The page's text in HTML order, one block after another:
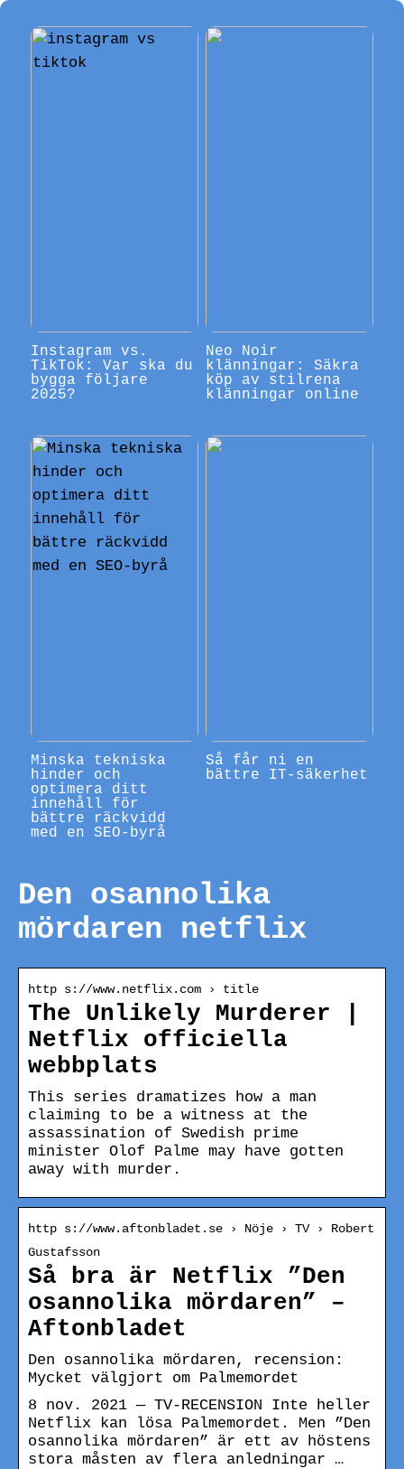
Instagram vs.
TikTok: Var ska du
bygga följare
2025?
Neo Noir
klänningar: Säkra
köp av stilrena
klänningar online
Minska tekniska
hinder och
optimera ditt
innehåll för
bättre räckvidd
med en SEO-byrå
Så får ni en
bättre IT-säkerhet
Den osannolika
mördaren netflix
http s://www.netflix.com › title
The Unlikely Murderer |
Netflix officiella
webbplats
This series dramatizes how a man
claiming to be a witness at the
assassination of Swedish prime
minister Olof Palme may have gotten
away with murder.
http s://www.aftonbladet.se › Nöje › TV › Robert
Gustafsson
Så bra är Netflix ”Den
osannolika mördaren” –
Aftonbladet
Den osannolika mördaren, recension:
Mycket välgjort om Palmemordet
8 nov. 2021 — TV-RECENSION Inte heller
Netflix kan lösa Palmemordet. Men ”Den
osannolika mördaren” är ett av höstens
stora måsten av flera anledningar …